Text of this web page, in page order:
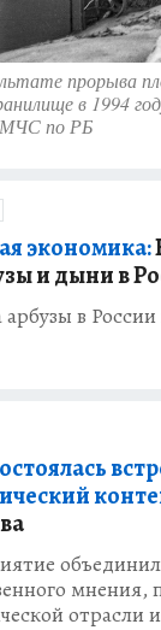
прорыва
в 1994
МЧС по РБ
экономика:
и дыни в
в
мнения,
отрасли